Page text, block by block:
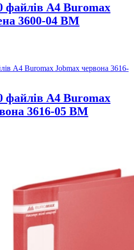
файлів А4 Buromax
3600-04 ВМ
файлів А4 Buromax
3616-05 ВМ